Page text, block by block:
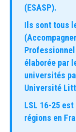
(ESASP).
Ils sont tous
élaborée par
universités
Université
LSL 16-25
régions en